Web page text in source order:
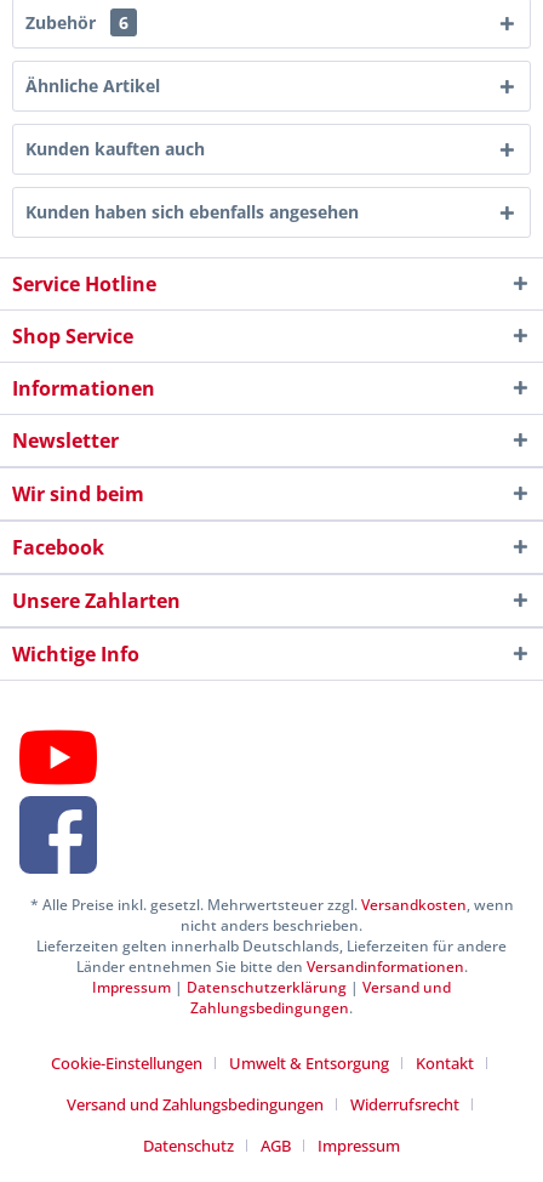
Zubehör 6
Ähnliche Artikel
Kunden kauften auch
Kunden haben sich ebenfalls angesehen
Service Hotline
Shop Service
Informationen
Newsletter
Wir sind beim
Facebook
Unsere Zahlarten
Wichtige Info
* Alle Preise inkl. gesetzl. Mehrwertsteuer zzgl.Versandkosten, wenn
nicht anders beschrieben.
Lieferzeiten gelten innerhalb Deutschlands, Lieferzeiten für andere
Länder entnehmen Sie bitte den Versandinformationen.
Impressum | Datenschutzerklärung | Versand und
Zahlungsbedingungen.
Cookie-Einstellungen Umwelt & Entsorgung
Kontakt
Versand und Zahlungsbedingungen
Widerrufsrecht
Datenschutz
AGB Impressum